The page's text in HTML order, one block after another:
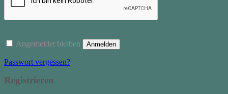
Angemeldet bleiben Anmelden
Passwort vergessen?
Registrieren